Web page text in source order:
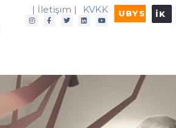
| İletişim | KVKK UBYS İK